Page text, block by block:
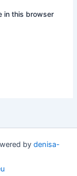
in this browser
by denisa-